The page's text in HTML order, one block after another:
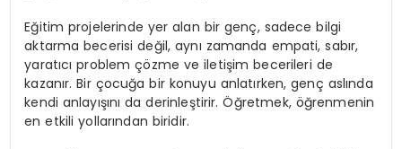
Eğitim projelerinde yer alan bir genç, sadece bilgi
aktarma becerisi değil, aynı zamanda empati, sabır,
yaratıcı problem çözme ve iletişim becerileri de
kazanır. Bir çocuğa bir konuyu anlatırken, genç aslında
kendi anlayışını da derinleştirir. Öğretmek, öğrenmenin
en etkili yollarından biridir.